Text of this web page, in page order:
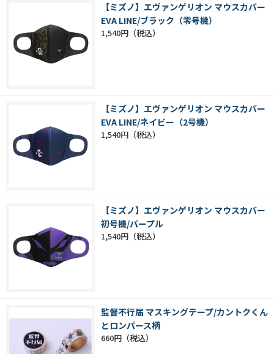
【ミズノ】エヴァンゲリオン マウスカバー
EVA LINE/ブラック（零号機）
1,540円
【ミズノ】エヴァンゲリオン マウスカバー
EVA LINE/ネイビー（2号機）
1,540円
【ミズノ】エヴァンゲリオン マウスカバー
初号機/パープル
1,540円
監督不行届 マスキングテープ/カントクくん
とロンパース柄
660円